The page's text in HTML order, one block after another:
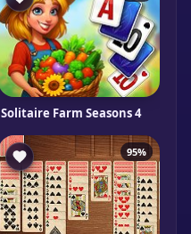
Solitaire Farm Seasons 4
95%